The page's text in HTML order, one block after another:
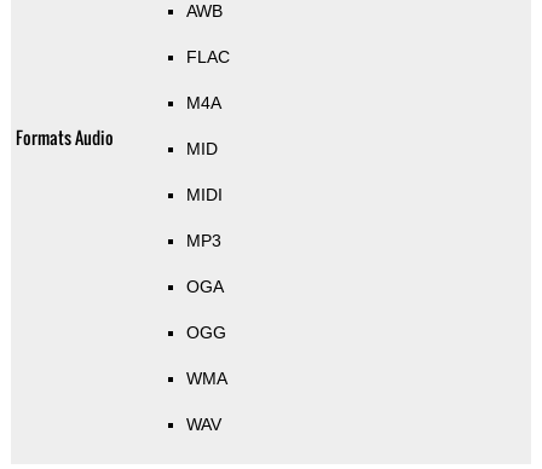
Formats Audio
AWB
FLAC
M4A
MID
MIDI
MP3
OGA
OGG
WMA
WAV